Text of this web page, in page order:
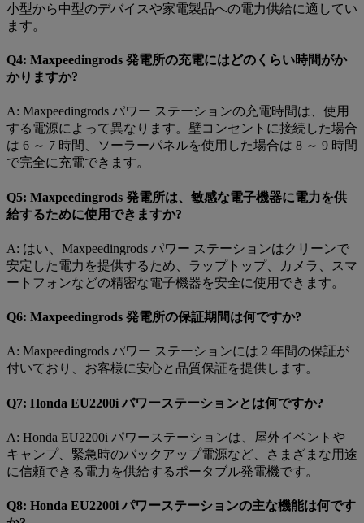
小型から中型のデバイスや家電製品への電力供給に適してい
ます。
Q4: Maxpeedingrods 発電所の充電にはどのくらい時間がか
かりますか?
A: Maxpeedingrods パワー ステーションの充電時間は、使用
する電源によって異なります。壁コンセントに接続した場合
は 6 ～ 7 時間、ソーラーパネルを使用した場合は 8 ～ 9 時間
で完全に充電できます。
Q5: Maxpeedingrods 発電所は、敏感な電子機器に電力を供
給するために使用できますか?
A: はい、Maxpeedingrods パワー ステーションはクリーンで
安定した電力を提供するため、ラップトップ、カメラ、スマ
ートフォンなどの精密な電子機器を安全に使用できます。
Q6: Maxpeedingrods 発電所の保証期間は何ですか?
A: Maxpeedingrods パワー ステーションには 2 年間の保証が
付いており、お客様に安心と品質保証を提供します。
Q7: Honda EU2200i パワーステーションとは何ですか?
A: Honda EU2200i パワーステーションは、屋外イベントや
キャンプ、緊急時のバックアップ電源など、さまざまな用途
に信頼できる電力を供給するポータブル発電機です。
Q8: Honda EU2200i パワーステーションの主な機能は何です